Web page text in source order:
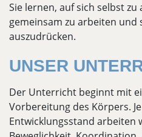
Sie lernen, auf sich selbst
gemeinsam zu arbeiten und
auszudrücken.
UNSER
Der Unterricht beginnt mit
Vorbereitung des Körpers.
Entwicklungsstand arbeiten